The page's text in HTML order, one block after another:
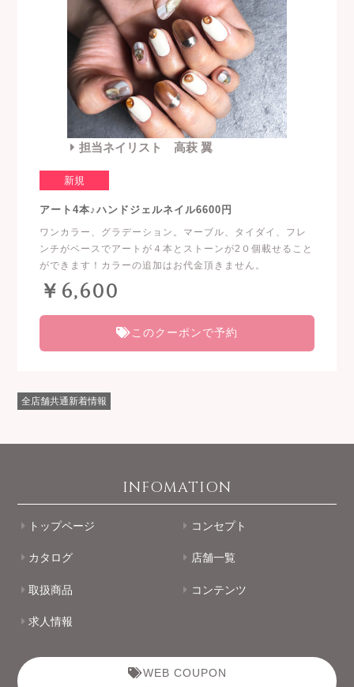
担当ネイリスト 高萩 翼
新規
アート4本♪ハンドジェルネイル6600円
ワンカラー、グラデーション。マーブル、タイダイ、フレ
ンチがベースでアートが４本とストーンが2０個載せること
ができます！カラーの追加はお代金頂きません。
￥6,600
このクーポンで予約
全店舗共通新着情報
INFOMATION
トップページ コンセプト
カタログ 店舗一覧
取扱商品 コンテンツ
求人情報
WEB COUPON